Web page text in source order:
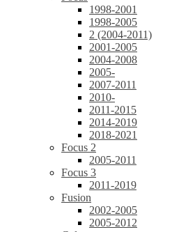
1998-2001
1998-2005
2 (2004-2011)
2001-2005
2004-2008
2005-
2007-2011
2010-
2011-2015
2014-2019
2018-2021
Focus 2
2005-2011
Focus 3
2011-2019
Fusion
2002-2005
2005-2012